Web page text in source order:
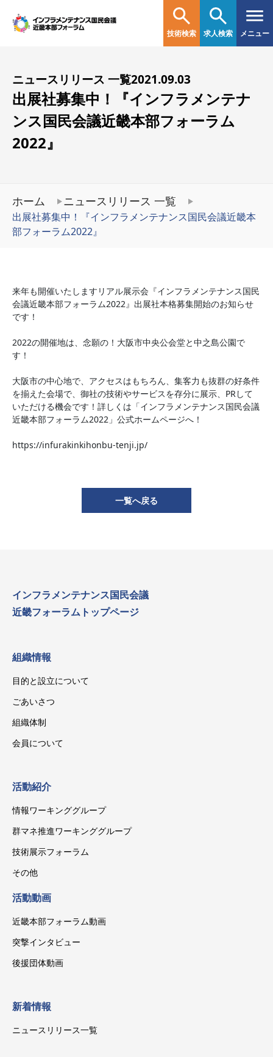
技術検索 求人検索 メニュー
ニュースリリース 一覧2021.09.03
出展社募集中！『インフラメンテナ
ンス国民会議近畿本部フォーラム
2022』
ホーム ニュースリリース 一覧
出展社募集中！『インフラメンテナンス国民会議近畿本
部フォーラム2022』
来年も開催いたしますリアル展示会『インフラメンテナンス国民
会議近畿本部フォーラム2022』出展社本格募集開始のお知らせ
です！
2022の開催地は、念願の！大阪市中央公会堂と中之島公園で
す！
大阪市の中心地で、アクセスはもちろん、集客力も抜群の好条件
を揃えた会場で、御社の技術やサービスを存分に展示、PRして
いただける機会です！詳しくは「インフラメンテナンス国民会議
近畿本部フォーラム2022」公式ホームページへ！
https://infurakinkihonbu-tenji.jp/
一覧へ戻る
インフラメンテナンス国民会議
近畿フォーラムトップページ
組織情報
目的と設立について
ごあいさつ
組織体制
会員について
活動紹介
情報ワーキンググループ
群マネ推進ワーキンググループ
技術展示フォーラム
その他
活動動画
近畿本部フォーラム動画
突撃インタビュー
後援団体動画
新着情報
ニュースリリース一覧